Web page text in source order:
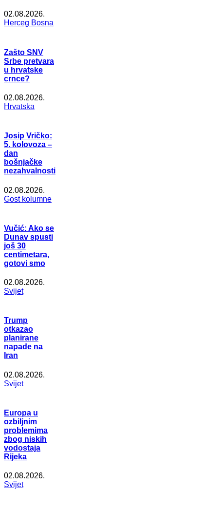
02.08.2026.
Herceg Bosna
Zašto SNV
Srbe pretvara
u hrvatske
crnce?
02.08.2026.
Hrvatska
Josip Vričko:
5. kolovoza –
dan
bošnjačke
nezahvalnosti
02.08.2026.
Gost kolumne
Vučić: Ako se
Dunav spusti
još 30
centimetara,
gotovi smo
02.08.2026.
Svijet
Trump
otkazao
planirane
napade na
Iran
02.08.2026.
Svijet
Europa u
ozbiljnim
problemima
zbog niskih
vodostaja
Rijeka
02.08.2026.
Svijet